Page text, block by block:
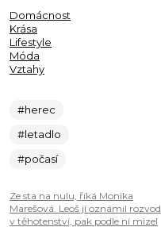
Domácnost
Krása
Lifestyle
Móda
Vztahy
#herec
#letadlo
#počasí
Ze sta na nulu, říká Monika
Marešová. Leoš jí oznámil rozvod
v těhotenství, pak podle ní mizel